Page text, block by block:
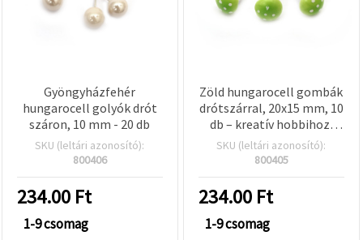
Gyöngyházfehér
hungarocell golyók drót
száron, 10 mm - 20 db
SKU (leltári azonosító):
800406
234.00 Ft
1-9 csomag
Zöld hungarocell gombák
drótszárral, 20x15 mm, 10
db – kreatív hobbihoz,
virágkötészethez,
koszorúkhoz és ünnepi
SKU (leltári azonosító):
800405
234.00 Ft
1-9 csomag